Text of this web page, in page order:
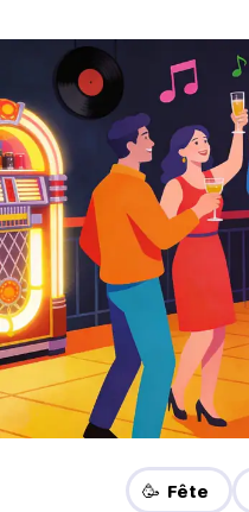
🥳 Fête